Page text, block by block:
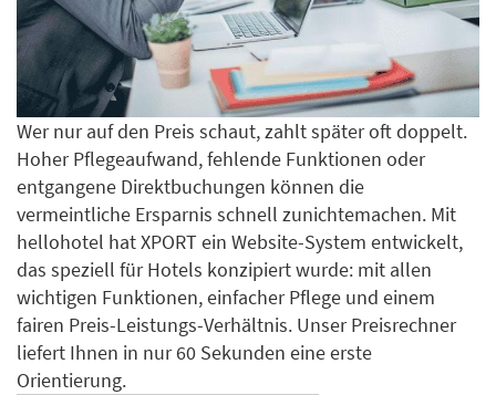
Wer nur auf den Preis schaut, zahlt später oft doppelt.
Hoher Pflegeaufwand, fehlende Funktionen oder
entgangene Direktbuchungen können die
vermeintliche Ersparnis schnell zunichtemachen. Mit
hellohotel hat XPORT ein Website-System entwickelt,
das speziell für Hotels konzipiert wurde: mit allen
wichtigen Funktionen, einfacher Pflege und einem
fairen Preis-Leistungs-Verhältnis. Unser Preisrechner
liefert Ihnen in nur 60 Sekunden eine erste
Orientierung.